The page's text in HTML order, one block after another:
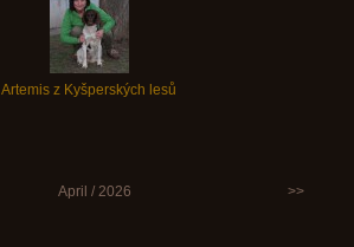
Artemis z Kyšperských lesů
April / 2026 >>